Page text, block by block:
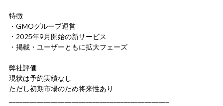
特徴
・GMOグループ運営
・2025年9月開始の新サービス
・掲載・ユーザーともに拡大フェーズ
弊社評価
現状は予約実績なし
ただし初期市場のため将来性あり